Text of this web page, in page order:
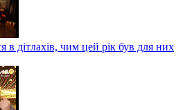
в дітлахів, чим цей рік був для них